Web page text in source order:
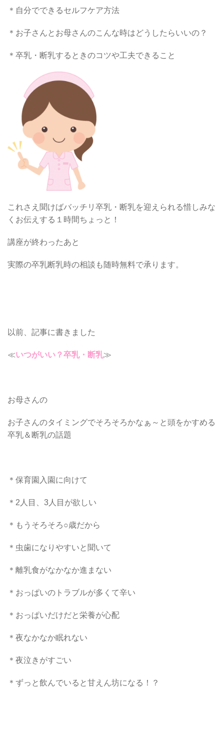
＊自分でできるセルフケア方法
＊お子さんとお母さんのこんな時はどうしたらいいの？
＊卒乳・断乳するときのコツや工夫できること
これさえ聞けばバッチリ卒乳・断乳を迎えられる惜しみな
くお伝えする１時間ちょっと！
講座が終わったあと
実際の卒乳断乳時の相談も随時無料で承ります。
以前、記事に書きました
≪いつがいい？卒乳・断乳≫
お母さんの
お子さんのタイミングでそろそろかなぁ～と頭をかすめる
卒乳＆断乳の話題
＊保育園入園に向けて
＊2人目、3人目が欲しい
＊もうそろそろ○歳だから
＊虫歯になりやすいと聞いて
＊離乳食がなかなか進まない
＊おっぱいのトラブルが多くて辛い
＊おっぱいだけだと栄養が心配
＊夜なかなか眠れない
＊夜泣きがすごい
＊ずっと飲んでいると甘えん坊になる！？